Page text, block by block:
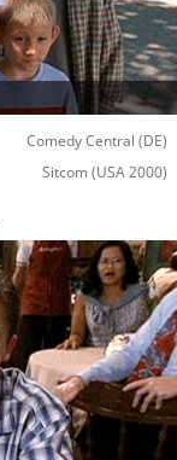
Comedy Central (DE)
Sitcom (USA 2000)